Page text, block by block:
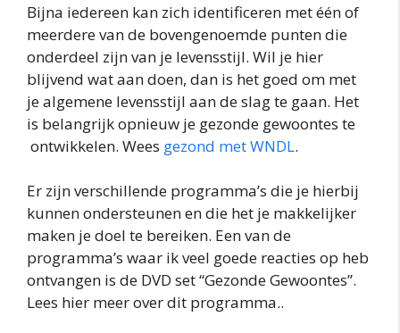
Bijna iedereen kan zich identificeren met één of
meerdere van de bovengenoemde punten die
onderdeel zijn van je levensstijl. Wil je hier
blijvend wat aan doen, dan is het goed om met
je algemene levensstijl aan de slag te gaan. Het
is belangrijk opnieuw je gezonde gewoontes te
ontwikkelen. Wees gezond met WNDL.
Er zijn verschillende programma’s die je hierbij
kunnen ondersteunen en die het je makkelijker
maken je doel te bereiken. Een van de
programma’s waar ik veel goede reacties op heb
ontvangen is de DVD set “Gezonde Gewoontes”.
Lees hier meer over dit programma..